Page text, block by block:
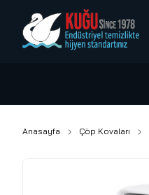
Anasayfa Çöp Kovaları